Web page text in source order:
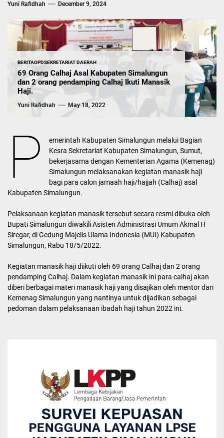
Yuni Rafidhah December 9, 2024
BERITAOPDSEKRETARIAT DAERAH
69 Orang Calhaj Asal Kabupaten Simalungun
dan 2 orang pendamping Calhaj Ikuti Manasik
Haji.
Yuni Rafidhah May 18, 2022
P
emerintah Kabupaten Simalungun melalui Bagian
Kesra Sekretariat Kabupaten Simalungun, Sumut,
bekerjasama dengan Kementerian Agama (Kemenag)
Simalungun melaksanakan kegiatan manasik haji
bagi para calon jamaah haji/hajjah (Calhaj) asal
Kabupaten Simalungun.
Pelaksanaan kegiatan manasik tersebut secara resmi dibuka oleh
Bupati Simalungun diwakili Asisten Administrasi Umum Akmal H
Siregar, di Gedung Majelis Ulama Indonesia (MUI) Kabupaten
Simalungun, Rabu 18/5/2022.
Kegiatan manasik haji diikuti oleh 69 orang Calhaj dan 2 orang
pendamping Calhaj. Dalam kegiatan manasik ini para calhaj akan
diberi berbagai materi manasik haji yang disajikan oleh mentor dari
Kemenag Simalungun yang nantinya untuk dijadikan sebagai
pedoman dalam pelaksanaan ibadah haji tahun 2022 ini.